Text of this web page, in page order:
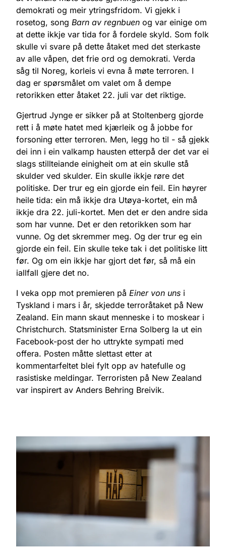
demokrati og meir ytringsfridom. Vi gjekk i
rosetog, song Barn av regnbuen og var einige om
at dette ikkje var tida for å fordele skyld. Som folk
skulle vi svare på dette åtaket med det sterkaste
av alle våpen, det frie ord og demokrati. Verda
såg til Noreg, korleis vi evna å møte terroren. I
dag er spørsmålet om valet om å dempe
retorikken etter åtaket 22. juli var det riktige.
Gjertrud Jynge er sikker på at Stoltenberg gjorde
rett i å møte hatet med kjærleik og å jobbe for
forsoning etter terroren. Men, legg ho til - så gjekk
dei inn i ein valkamp hausten etterpå der det var ei
slags stillteiande einigheit om at ein skulle stå
skulder ved skulder. Ein skulle ikkje røre det
politiske. Der trur eg ein gjorde ein feil. Ein høyrer
heile tida: ein må ikkje dra Utøya-kortet, ein må
ikkje dra 22. juli-kortet. Men det er den andre sida
som har vunne. Det er den retorikken som har
vunne. Og det skremmer meg. Og der trur eg ein
gjorde ein feil. Ein skulle teke tak i det politiske litt
før. Og om ein ikkje har gjort det før, så må ein
iallfall gjere det no.
I veka opp mot premieren på Einer von uns i
Tyskland i mars i år, skjedde terroråtaket på New
Zealand. Ein mann skaut menneske i to moskear i
Christchurch. Statsminister Erna Solberg la ut ein
Facebook-post der ho uttrykte sympati med
offera. Posten måtte slettast etter at
kommentarfeltet blei fylt opp av hatefulle og
rasistiske meldingar. Terroristen på New Zealand
var inspirert av Anders Behring Breivik.